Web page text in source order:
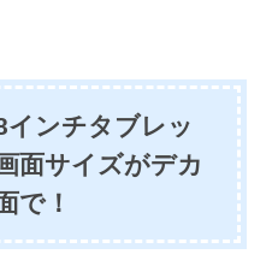
ンチタブレッ
面サイズがデカ
で！